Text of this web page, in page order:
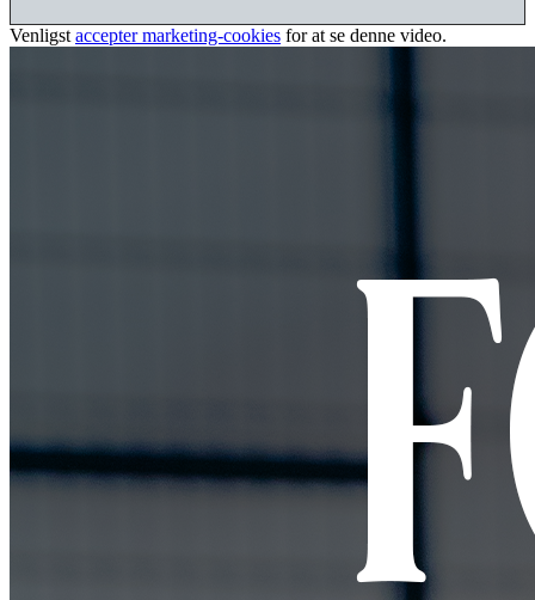
Venligst accepter marketing-cookies for at se denne video.